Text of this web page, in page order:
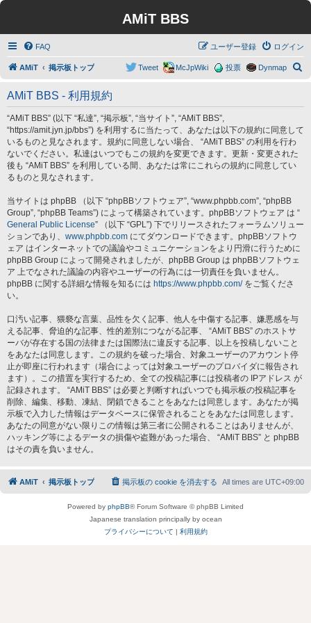
AMiT BBS
FAQ ログイン
ユーザー登録
AMiT 掲示板トップ Dynmap
投票
McJpWiki
Tweet
AMiT BBS - 利用規約
“AMiT BBS” (以下 “私達”, “掲示板”, “当サイト”, “AMiT BBS”,
“https://amit.jyn.jp/bbs”) を利用するに当たって、あなたは以下の規約に同意して
いるものと見なされます。規約に同意しない場合、 “AMiT BBS” の利用を行わ
ないでください。私達はいつでもこの規約を変更できます。更新・変更された
後も “AMiT BBS” を利用している間、あなたは常にこれらの規約に同意してい
るものと見なされます。
当サイトは phpBB （以下 “phpBBソフトウェア”, “www.phpbb.com”, “phpBB
Group”, “phpBB Teams”) によって構築されています。phpBBソフトウェア は “
General Public License” （以下 “GPL”) 下でリリースされたフォーラムソリュー
ションであり、 www.phpbb.com にてダウンロードできます。phpBBソフトウ
ェア はインターネットでの議論やコミュニケーションをより円滑に行うために
phpBB Group によって開発されましたが、phpBB Group は phpBBソフトウェ
ア 上でなされた議論の内容やユーザーの行為には一切責任を負いません。
phpBB に関する詳細な情報を知るには https://www.phpbb.com/をご覧くださ
い。
口汚い記事、猥褻な言葉、品性を欠く記事、他人を中傷する記事、嫌悪感を与
える記事、脅迫的な記事、性的差別につながる記事、 “AMiT BBS” のホストサ
ーバが存在する国の法律または国際法に違反する記事、以上を投稿しないこと
をあなたは同意します。この規約を破った場合、対象ユーザーのアカウント停
止が即座に行われます（場合によっては対象ユーザーのプロバイダに報告され
ます）。この措置を実行するため、全ての投稿記事には投稿者の IPアドレス が
記録されます。 “AMiT BBS” は必要と判断すればいつでも掲示板の投稿記事を
削除、編集、移動、凍結、閉鎖できることをあなたは同意します。あなたが掲
示板で入力した情報はデータベースに保管されることをあなたは同意します。
あなたの同意がない限りこの情報は第三者に公開されることはありませんが、
ハッキング等によるデータの損傷や盗難があった場合、 “AMiT BBS” と phpBB
はその責を負いません。
AMiT 掲示板トップ All times are UTC+09:00
掲示板の cookie を消去する
Powered by phpBB® Forum Software © phpBB Limited
Japanese translation principally by ocean
プライバシーについて | 利用規約